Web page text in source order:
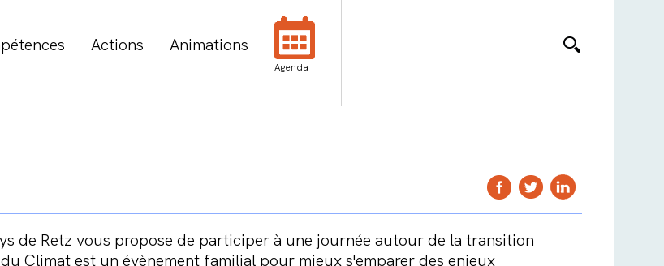
Actions Animations
Agenda
de Retz vous propose de participer à une journée autour de la transition
Climat est un évènement familial pour mieux s'emparer des enjeux